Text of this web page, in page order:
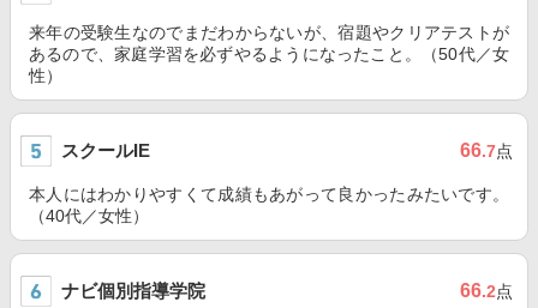
来年の受験生なのでまだわからないが、宿題やクリアテストが
あるので、家庭学習を必ずやるようになったこと。（50代／女
性）
スクールIE 66.7点
本人にはわかりやすくて成績もあがって良かったみたいです。
（40代／女性）
ナビ個別指導学院 66.2点